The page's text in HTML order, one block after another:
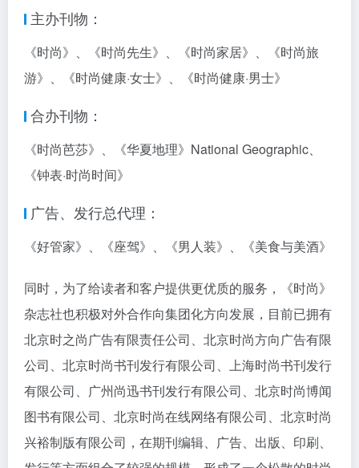
主办刊物：
《时尚》、《时尚先生》、《时尚家居》、《时尚旅
游》、《时尚健康·女士》、《时尚健康·男士》
合办刊物：
《时尚芭莎》、《华夏地理》National Geographic、
《钟表·时尚时间》
广告、发行总代理：
《好管家》、《座驾》、《男人装》、《美食与美酒》
同时，为了给读者和客户提供更优质的服务，《时尚》
杂志社也积极对外合作向集团化方向发展，目前已拥有
北京时之尚广告有限责任公司、北京时尚方向广告有限
公司、北京时尚书刊发行有限公司、上海时尚书刊发行
有限公司、广州尚迅书刊发行有限公司、北京时尚博闻
图书有限公司、北京时尚在线网络有限公司、北京时尚
兴裕制版有限公司，在期刊编辑、广告、出版、印刷、